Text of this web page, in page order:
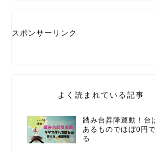
スポンサーリンク
よく読まれている記事
1
踏み台昇降運動！台
あるものでほぼ0円
る